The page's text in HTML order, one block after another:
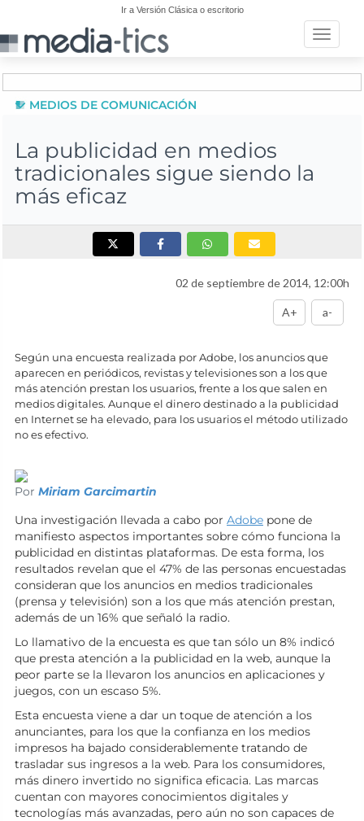
Ir a Versión Clásica o escritorio
Toggle
MEDIOS DE COMUNICACIÓN
La publicidad en medios
tradicionales sigue siendo la
más eficaz
02 de septiembre de 2014, 12:00h
A+ a-
Según una encuesta realizada por Adobe, los anuncios que
aparecen en periódicos, revistas y televisiones son a los que
más atención prestan los usuarios, frente a los que salen en
medios digitales. Aunque el dinero destinado a la publicidad
en Internet se ha elevado, para los usuarios el método utilizado
no es efectivo.
Por Miriam Garcimartin
Una investigación llevada a cabo por Adobe pone de
manifiesto aspectos importantes sobre cómo funciona la
publicidad en distintas plataformas. De esta forma, los
resultados revelan que el 47% de las personas encuestadas
consideran que los anuncios en medios tradicionales
(prensa y televisión) son a los que más atención prestan,
además de un 16% que señaló la radio.
Lo llamativo de la encuesta es que tan sólo un 8% indicó
que presta atención a la publicidad en la web, aunque la
peor parte se la llevaron los anuncios en aplicaciones y
juegos, con un escaso 5%.
Esta encuesta viene a dar un toque de atención a los
anunciantes, para los que la confianza en los medios
impresos ha bajado considerablemente tratando de
trasladar sus ingresos a la web. Para los consumidores,
más dinero invertido no significa eficacia. Las marcas
cuentan con mayores conocimientos digitales y
tecnologías más avanzadas, pero aún no son capaces de